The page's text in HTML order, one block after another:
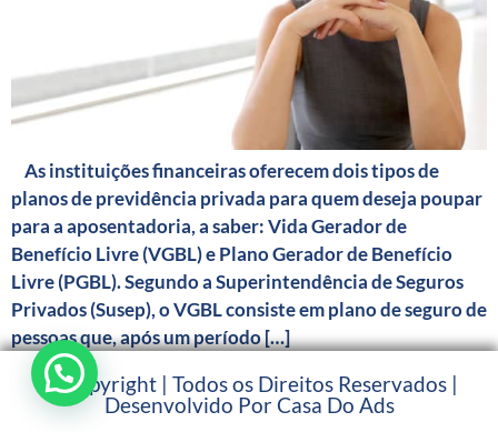
As instituições financeiras oferecem dois tipos de
planos de previdência privada para quem deseja poupar
para a aposentadoria, a saber: Vida Gerador de
Benefício Livre (VGBL) e Plano Gerador de Benefício
Livre (PGBL). Segundo a Superintendência de Seguros
Privados (Susep), o VGBL consiste em plano de seguro de
pessoas que, após um período […]
© Copyright | Todos os Direitos Reservados |
Desenvolvido Por Casa Do Ads